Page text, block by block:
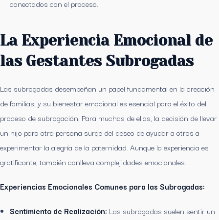
conectados con el proceso.
La Experiencia Emocional de
las Gestantes Subrogadas
Las subrogadas desempeñan un papel fundamental en la creación
de familias, y su bienestar emocional es esencial para el éxito del
proceso de subrogación. Para muchas de ellas, la decisión de llevar
un hijo para otra persona surge del deseo de ayudar a otros a
experimentar la alegría de la paternidad. Aunque la experiencia es
gratificante, también conlleva complejidades emocionales.
Experiencias Emocionales Comunes para las Subrogadas:
Sentimiento de Realización: Las subrogadas suelen sentir un